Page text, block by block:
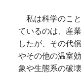
私は科学のこ
ているのは、産
したが、その代
やその他の温室
象や生態系の破